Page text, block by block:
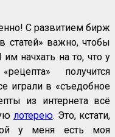
С развитием бирж
статей» важно, чтобы
начхать на то, что у
получится
играли в «съедобное
из интернета всё
лотерею. Это, кстати,
у меня есть моя